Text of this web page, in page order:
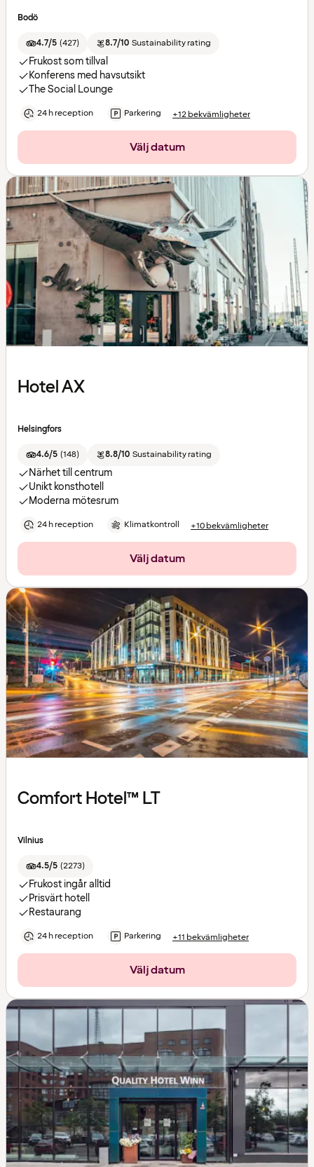
Bodö
4.7/5 (427) 8.7/10 Sustainability rating
Frukost som tillval
Konferens med havsutsikt
The Social Lounge
24 h reception Parkering +12 bekvämligheter
Välj datum
Hotel AX
Helsingfors
4.6/5 (148) 8.8/10 Sustainability rating
Närhet till centrum
Unikt konsthotell
Moderna mötesrum
24 h reception Klimatkontroll +10 bekvämligheter
Välj datum
Comfort Hotel™ LT
Vilnius
4.5/5 (2273)
Frukost ingår alltid
Prisvärt hotell
Restaurang
24 h reception Parkering +11 bekvämligheter
Välj datum